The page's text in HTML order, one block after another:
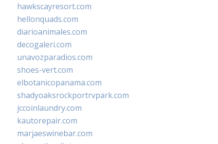
hawkscayresort.com
hellonquads.com
diarioanimales.com
decogaleri.com
unavozparadios.com
shoes-vert.com
elbotanicopanama.com
shadyoaksrockportrvpark.com
jccoinlaundry.com
kautorepair.com
marjaeswinebar.com